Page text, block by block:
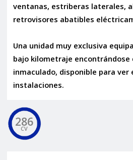
ventanas, estriberas laterales,
retrovisores abatibles
Una unidad muy exclusiva
bajo kilometraje encontrándose
inmaculado, disponible para ver
instalaciones.
286
CV